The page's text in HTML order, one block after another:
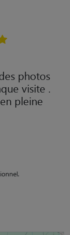
photos
visite .
pleine